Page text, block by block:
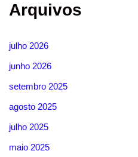
Arquivos
julho 2026
junho 2026
setembro 2025
agosto 2025
julho 2025
maio 2025